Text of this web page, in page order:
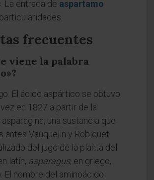
La entrada de aspartamo
frecuentes
viene la palabra
El ácido aspártico se obtuvo
en 1827 a partir de la
una sustancia que
antes Vauquelin y Robiquet
del jugo de la planta del
latín, asparagus; en griego,
El nombre del aminoácido